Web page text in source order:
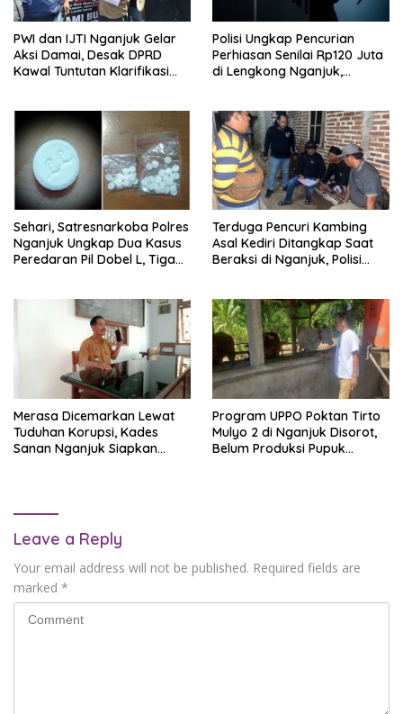
PWI dan IJTI Nganjuk Gelar
Aksi Damai, Desak DPRD
Kawal Tuntutan Klarifikasi
Polisi Ungkap Pencurian
Perhiasan Senilai Rp120 Juta
di Lengkong Nganjuk,
Sehari, Satresnarkoba Polres
Nganjuk Ungkap Dua Kasus
Peredaran Pil Dobel L, Tiga
Terduga Pencuri Kambing
Asal Kediri Ditangkap Saat
Beraksi di Nganjuk, Polisi
Merasa Dicemarkan Lewat
Tuduhan Korupsi, Kades
Sanan Nganjuk Siapkan
Program UPPO Poktan Tirto
Mulyo 2 di Nganjuk Disorot,
Belum Produksi Pupuk
Leave a Reply
Your email address will not be published. Required fields are
marked *